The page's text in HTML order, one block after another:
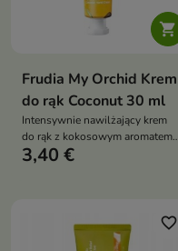

Frudia My Orchid Krem
do rąk Coconut 30 ml
Intensywnie nawilżający krem
do rąk z kokosowym aromatem i
roślinnymi ekstraktami – miękka,
3,40 €
favorite_border